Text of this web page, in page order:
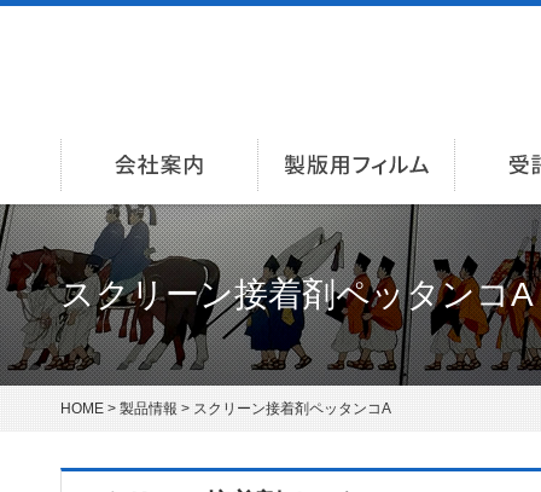
スクリーン接着剤ペッタンコA
HOME > 製品情報 > スクリーン接着剤ペッタンコA